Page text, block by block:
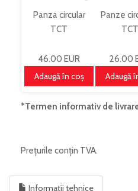
Panza circular
TCT
46.00 EUR
Adaugă în coş
Panze
TCT
26.00
Adaugă
*Termen informativ de
Prețurile conțin TVA.
Informații tehnice